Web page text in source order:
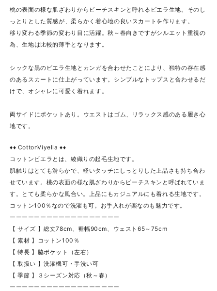
桃の表面の様な肌ざわりからピーチスキンと呼れるビエラ生地。そのし
っとりとした質感が、柔らかく着心地の良いスカートを作ります。
移り変わる季節の変わり目に活躍。秋～春向きですがシルエット重視の
為、生地は比較的薄手となります。
シックな黒のビエラ生地とカンガを合わせたことにより、独特の存在感
のあるスカートに仕上がっています。シンプルなトップスと合わせるだ
けで、オシャレに可愛く着れます。
両サイドにポケットあり。ウエストはゴム、リラックス感のある履き心
地です。
♦♦ CottonViyella ♦♦
コットンビエラとは、綾織りの起毛生地です。
肌触りはとても滑らかで、軽いタッチにしっとりした上品さも持ち合わ
せています。桃の表面の様な肌ざわりからピーチスキンと呼ばれていま
す。とても柔らかな風合い。上品にもカジュアルにも着れる生地です。
コットン100％なので洗濯も可。お手入れが楽なのも魅力です。
ーーーーーーーーーーーーーーーーーー
【 サイズ 】総丈78cm、裾幅90cm、ウェスト65～75cm
【 素材 】コットン100％
【 特長 】脇ポケット（左右）
【 取扱い 】洗濯機可・手洗い可
【 季節 】３シーズン対応（秋～春）
ーーーーーーーーーーーーーーーーーー